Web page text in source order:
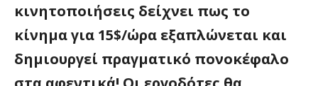
κινητοποιήσεις δείχνει πως το
κίνημα για 15$/ώρα εξαπλώνεται και
δημιουργεί πραγματικό πονοκέφαλο